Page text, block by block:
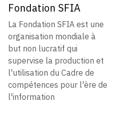
Fondation SFIA
La Fondation SFIA est une
organisation mondiale à
but non lucratif qui
supervise la production et
l'utilisation du Cadre de
compétences pour l'ère de
l'information